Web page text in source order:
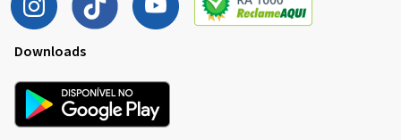
Downloads